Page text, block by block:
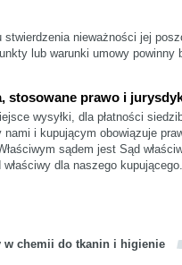
stwierdzenia nieważności jej
lub warunki umowy
stosowane prawo i
wysyłki, dla płatności
i kupującym obowiązuje
sądem jest Sąd
dla naszego kupującego.
w chemii do tkanin i higienie